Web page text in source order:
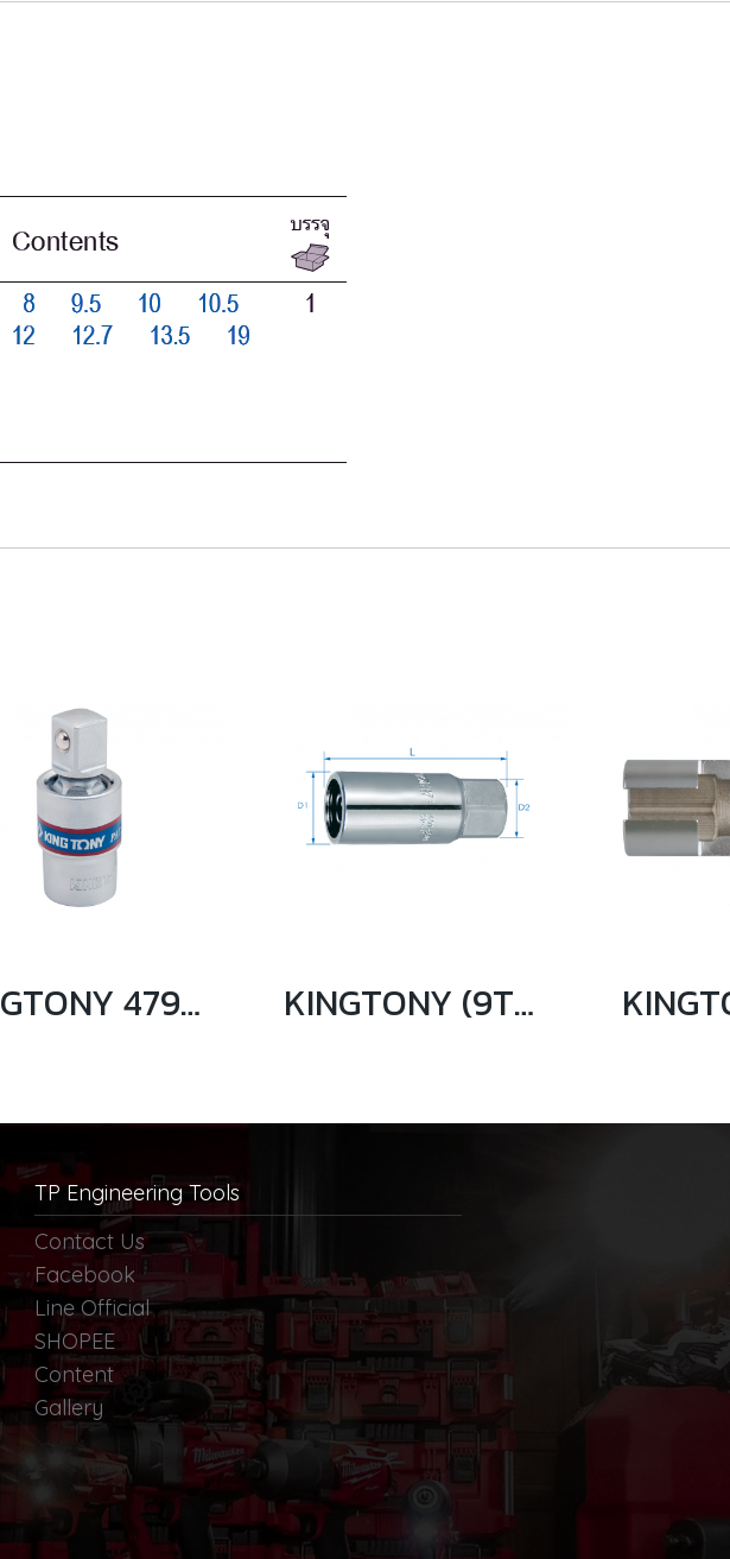
KINGTONY 4793 ข้ออ่อนบล็อกหัวบอล ขนาด 1/2 นิ้ว KINGTONY (9TD401) ลูกบล็อกยาว ถอดสตัด รู 1/2" 6 ถึง 12mm.
TP Engineering Tools
Contact Us
Facebook
Line Official
SHOPEE
Content
Gallery